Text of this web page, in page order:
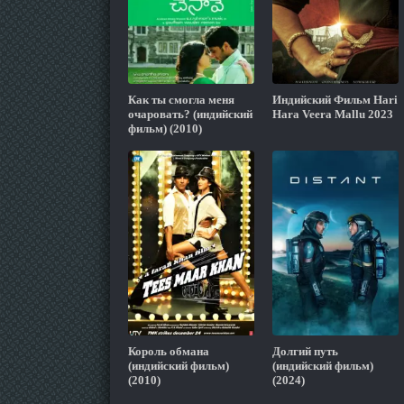
Как ты смогла меня
очаровать? (индийский
фильм) (2010)
Индийский Фильм Hari
Hara Veera Mallu 2023
Король обмана
(индийский фильм)
(2010)
Долгий путь
(индийский фильм)
(2024)